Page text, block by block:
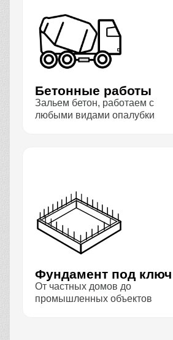
Бетонные работы
Зальем бетон, работаем с
любыми видами опалубки
Фундамент под ключ
От частных домов до
промышленных объектов